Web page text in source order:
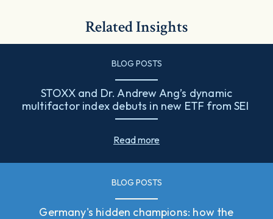
Related Insights
BLOG POSTS
STOXX and Dr. Andrew Ang’s dynamic
multifactor index debuts in new ETF from SEI
Read more
BLOG POSTS
Germany's hidden champions: how the